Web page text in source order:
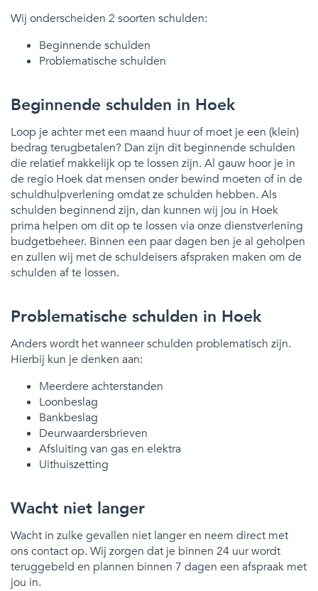
Wij onderscheiden 2 soorten schulden:
Beginnende schulden
Problematische schulden
Beginnende schulden in Hoek
Loop je achter met een maand huur of moet je een (klein)
bedrag terugbetalen? Dan zijn dit beginnende schulden
die relatief makkelijk op te lossen zijn. Al gauw hoor je in
de regio Hoek dat mensen onder bewind moeten of in de
schuldhulpverlening omdat ze schulden hebben. Als
schulden beginnend zijn, dan kunnen wij jou in Hoek
prima helpen om dit op te lossen via onze dienstverlening
budgetbeheer. Binnen een paar dagen ben je al geholpen
en zullen wij met de schuldeisers afspraken maken om de
schulden af te lossen.
Problematische schulden in Hoek
Anders wordt het wanneer schulden problematisch zijn.
Hierbij kun je denken aan:
Meerdere achterstanden
Loonbeslag
Bankbeslag
Deurwaardersbrieven
Afsluiting van gas en elektra
Uithuiszetting
Wacht niet langer
Wacht in zulke gevallen niet langer en neem direct met
ons contact op. Wij zorgen dat je binnen 24 uur wordt
teruggebeld en plannen binnen 7 dagen een afspraak met
jou in.